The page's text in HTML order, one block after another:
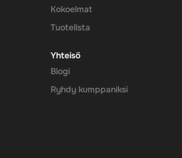
Kokoelmat
Tuotelista
Yhteisö
Blogi
Ryhdy kumppaniksi